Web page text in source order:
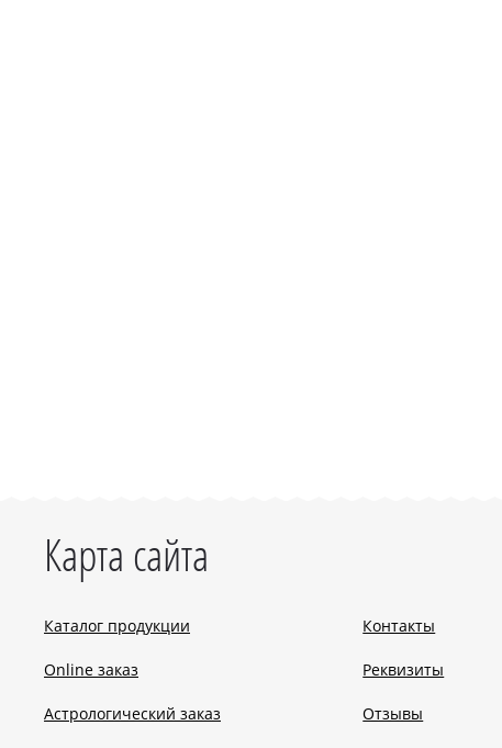
Карта сайта
Каталог продукции
Online заказ
Астрологический заказ
Контакты
Реквизиты
Отзывы